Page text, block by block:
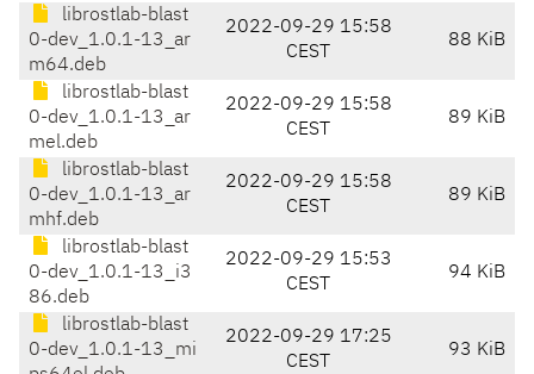
librostlab-blast
0-dev_1.0.1-13_ar
m64.deb
2022-09-29 15:58
CEST
88 KiB
librostlab-blast
0-dev_1.0.1-13_ar
mel.deb
2022-09-29 15:58
CEST
89 KiB
librostlab-blast
0-dev_1.0.1-13_ar
mhf.deb
2022-09-29 15:58
CEST
89 KiB
librostlab-blast
0-dev_1.0.1-13_i3
86.deb
2022-09-29 15:53
CEST
94 KiB
librostlab-blast
0-dev_1.0.1-13_mi
2022-09-29 17:25
CEST
93 KiB